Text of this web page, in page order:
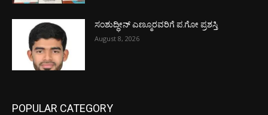
ಸಂಶುದ್ಧೀನ್ ಎಣ್ಮೂರವರಿಗೆ ಪ.ಗೋ ಪ್ರಶಸ್ತಿ
August 8, 2026
POPULAR CATEGORY